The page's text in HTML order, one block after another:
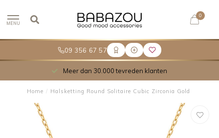
09 356 67 57
MENU
0
Meer dan 30.000 tevreden klanten
Home / Halsketting Round Solitaire Cubic Zirconia Gold